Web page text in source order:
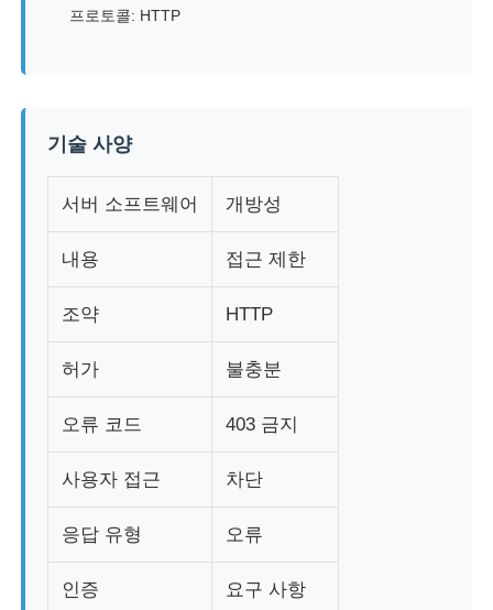
프로그래밍 가능 논리 컨트롤러
PLC 컨트롤러
부드러운 시작 장치
휴먼 머신 인터페이스
기어 하강기
AC 서보 모터
프로토콜: HTTP
기술 사양
서버 소프트웨어 개방성
내용 접근 제한
조약 HTTP
허가 불충분
오류 코드 403 금지
사용자 접근 차단
응답 유형 오류
인증 요구 사항